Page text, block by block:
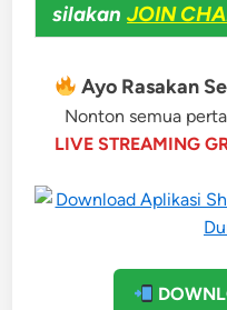
silakan JOIN
Ayo Rasakan
Nonton semua
LIVE STREAMING